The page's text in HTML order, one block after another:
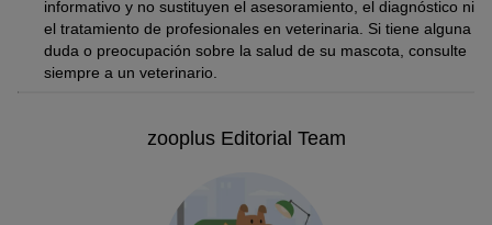
Existen muchas especies de pulgas en el mundo. De ellas, la
pulga de gato (Ctenocephalides felis felis) es la que más infesta a
los perros.
marrón oscuro. El comportamiento típico de estas pulgas es
informativo y no sustituyen el asesoramiento, el diagnóstico ni
el tratamiento de profesionales en veterinaria. Si tiene alguna
duda o preocupación sobre la salud de su mascota, consulte
siempre a un veterinario.
zooplus Editorial Team